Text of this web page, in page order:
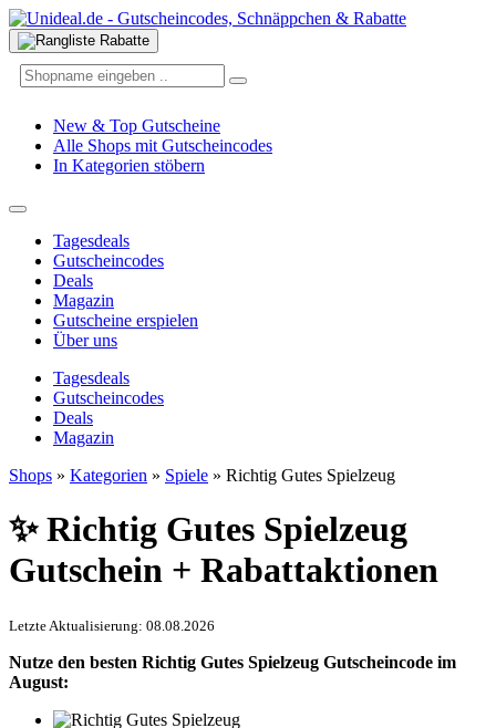
New & Top Gutscheine
Alle Shops mit Gutscheincodes
In Kategorien stöbern
Tagesdeals
Gutscheincodes
Deals
Magazin
Gutscheine erspielen
Über uns
Tagesdeals
Gutscheincodes
Deals
Magazin
Shops » Kategorien » Spiele » Richtig Gutes Spielzeug
✨ Richtig Gutes Spielzeug
Gutschein + Rabattaktionen
Letzte Aktualisierung: 08.08.2026
Nutze den besten Richtig Gutes Spielzeug Gutscheincode im
August: